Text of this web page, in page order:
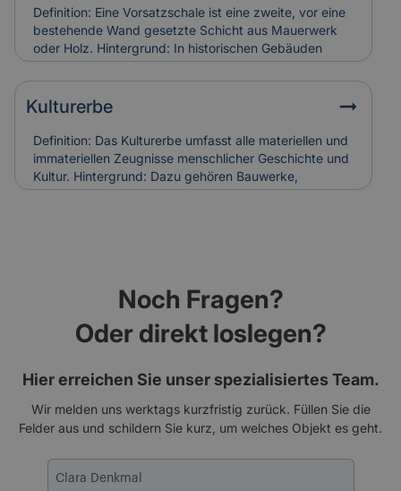
Versicherung: Korrodierte Hufnägel können
Holzschäden verursachen. Bei Restaurierungen
werden sie häufig ersetzt, was in die
Versicherungskalkulation denkmalgerechter
Sanierungen einfließt.
Definition: Eine Vorsatzschale ist eine zweite, vor eine
bestehende Wand gesetzte Schicht aus Mauerwerk
oder Holz. Hintergrund: In historischen Gebäuden
diente sie oft dem Witterungsschutz oder der
optischen Aufwertung einer Fassade. Heute wird sie
auch zur Verbesserung der Wärmedämmung genutzt.
historischen Vorsatzschalen können
Feuchtigkeitsschäden verursachen. Ihr Zustand wird
bei der Gebäudebewertung und Schadenanalyse mit
einbezogen.
Kulturerbe
Definition: Das Kulturerbe umfasst alle materiellen und
immateriellen Zeugnisse menschlicher Geschichte und
Kultur. Hintergrund: Dazu gehören Bauwerke,
Kunstwerke, Traditionen und Handwerksformen, die
und Erhalt meist aufwendig und kostenintensiv sind.
Noch Fragen?
Oder direkt loslegen?
Hier erreichen Sie unser spezialisiertes Team.
Wir melden uns werktags kurzfristig zurück. Füllen Sie die
Felder aus und schildern Sie kurz, um welches Objekt es geht.